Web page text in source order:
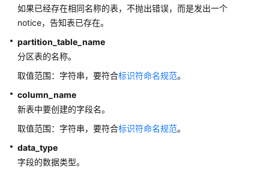
DML
语
一
览
表
DCL
语
法
表
如果已经存在相同名称的表，不抛出错误，而是发出一个
notice，告知表已存在。
partition_table_name
分区表的名称。
取值范围：字符串，要符合标识符命名规范。
column_name
新表中要创建的字段名。
取值范围：字符串，要符合标识符命名规范。
data_type
字段的数据类型。